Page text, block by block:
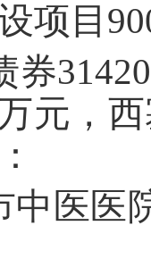
项目
券
元，
中医